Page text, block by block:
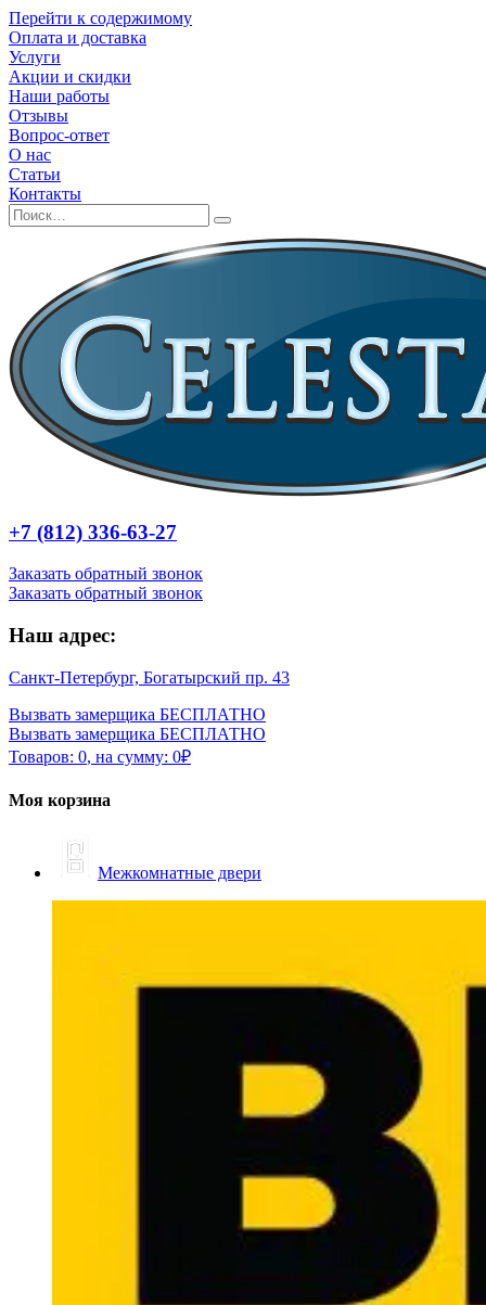
Перейти к содержимому
Оплата и доставка
Услуги
Акции и скидки
Наши работы
Отзывы
Вопрос-ответ
О нас
Статьи
Контакты
+7 (812) 336-63-27
Заказать обратный звонок
Заказать обратный звонок
Наш адрес:
Санкт-Петербург, Богатырский пр. 43
Вызвать замерщика БЕСПЛАТНО
Вызвать замерщика БЕСПЛАТНО
Товаров: 0, на сумму: 0₽
Моя корзина
Межкомнатные двери